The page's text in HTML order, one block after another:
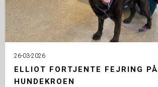
26-03-2026
ELLIOT FORTJENTE FEJRING PÅ
HUNDEKROEN